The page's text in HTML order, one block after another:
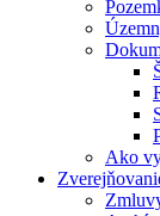
Ako